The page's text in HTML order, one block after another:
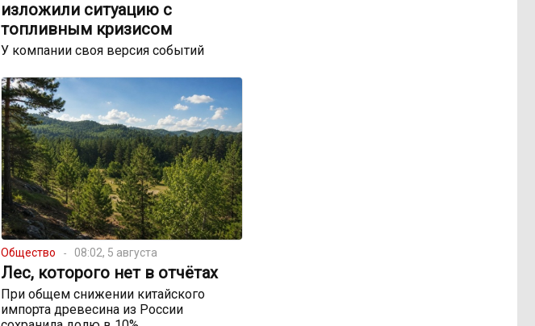
изложили ситуацию с
топливным кризисом
У компании своя версия событий
Общество 08:02, 5 августа
Лес, которого нет в отчётах
При общем снижении китайского
импорта древесина из России